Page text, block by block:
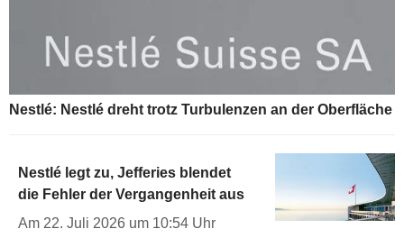
Nestlé: Nestlé dreht trotz Turbulenzen an der Oberfläche
Nestlé legt zu, Jefferies blendet
die Fehler der Vergangenheit aus
Am 22. Juli 2026 um 10:54 Uhr